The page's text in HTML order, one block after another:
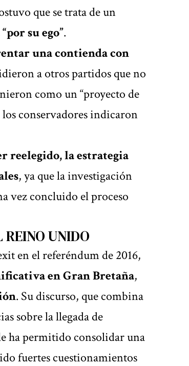
que se trata de un
“por su ego”.
una contienda con
a otros partidos que no
como un “proyecto de
conservadores indicaron
reelegido, la estrategia
, ya que la investigación
vez concluido el proceso
UNIDO
en el referéndum de 2016,
en Gran Bretaña,
. Su discurso, que combina
sobre la llegada de
ha permitido consolidar una
fuertes cuestionamientos